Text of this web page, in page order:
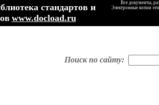
стандартов и
www.docload.ru
Все документы,
Электронные копии
Поиск по сайту: